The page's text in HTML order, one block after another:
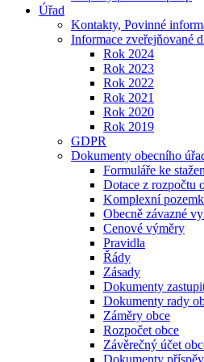
Úřad
Kontakty, Povinné
Informace zveřejňované
Rok 2024
Rok 2023
Rok 2022
Rok 2021
Rok 2020
Rok 2019
GDPR
Dokumenty obecního
Formuláře ke
Dotace z rozpočtu
Komplexní
Obecně závazné
Cenové výměry
Pravidla
Řády
Zásady
Dokumenty
Dokumenty rady
Záměry obce
Rozpočet obce
Závěrečný účet
Dokumenty